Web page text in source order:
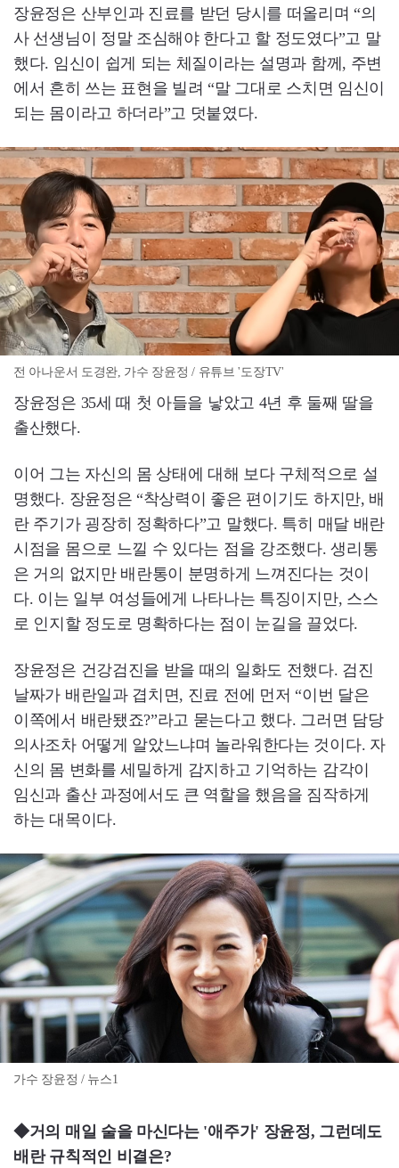
장윤정은 산부인과 진료를 받던 당시를 떠올리며 “의
사 선생님이 정말 조심해야 한다고 할 정도였다”고 말
했다. 임신이 쉽게 되는 체질이라는 설명과 함께, 주변
에서 흔히 쓰는 표현을 빌려 “말 그대로 스치면 임신이
되는 몸이라고 하더라”고 덧붙였다.
전 아나운서 도경완, 가수 장윤정 / 유튜브 '도장TV'
장윤정은 35세 때 첫 아들을 낳았고 4년 후 둘째 딸을
출산했다.
이어 그는 자신의 몸 상태에 대해 보다 구체적으로 설
명했다. 장윤정은 “착상력이 좋은 편이기도 하지만, 배
란 주기가 굉장히 정확하다”고 말했다. 특히 매달 배란
시점을 몸으로 느낄 수 있다는 점을 강조했다. 생리통
은 거의 없지만 배란통이 분명하게 느껴진다는 것이
다. 이는 일부 여성들에게 나타나는 특징이지만, 스스
로 인지할 정도로 명확하다는 점이 눈길을 끌었다.
장윤정은 건강검진을 받을 때의 일화도 전했다. 검진
날짜가 배란일과 겹치면, 진료 전에 먼저 “이번 달은
이쪽에서 배란됐죠?”라고 묻는다고 했다. 그러면 담당
의사조차 어떻게 알았느냐며 놀라워한다는 것이다. 자
신의 몸 변화를 세밀하게 감지하고 기억하는 감각이
임신과 출산 과정에서도 큰 역할을 했음을 짐작하게
하는 대목이다.
가수 장윤정 / 뉴스1
◆거의 매일 술을 마신다는 '애주가' 장윤정, 그런데도
배란 규칙적인 비결은?